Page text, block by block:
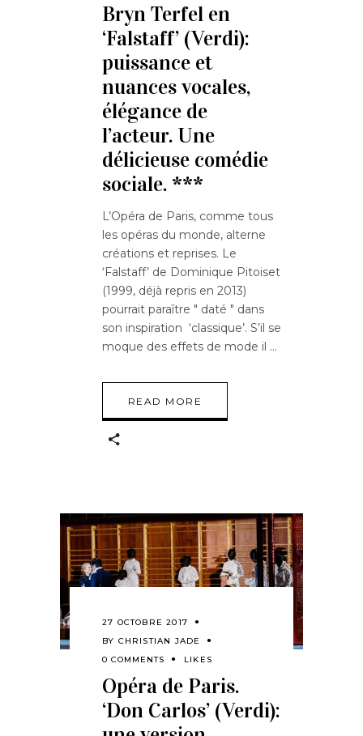
Bryn Terfel en
‘Falstaff’ (Verdi):
puissance et
nuances vocales,
élégance de
l’acteur. Une
délicieuse comédie
sociale. ***
L’Opéra de Paris, comme tous
les opéras du monde, alterne
créations et reprises. Le
‘Falstaff’ de Dominique Pitoiset
(1999, déjà repris en 2013)
pourrait paraître " daté " dans
son inspiration ‘classique’. S’il se
moque des effets de mode il
READ MORE
27 OCTOBRE 2017
BY CHRISTIAN JADE
0 COMMENTS
LIKES
Opéra de Paris.
‘Don Carlos’ (Verdi):